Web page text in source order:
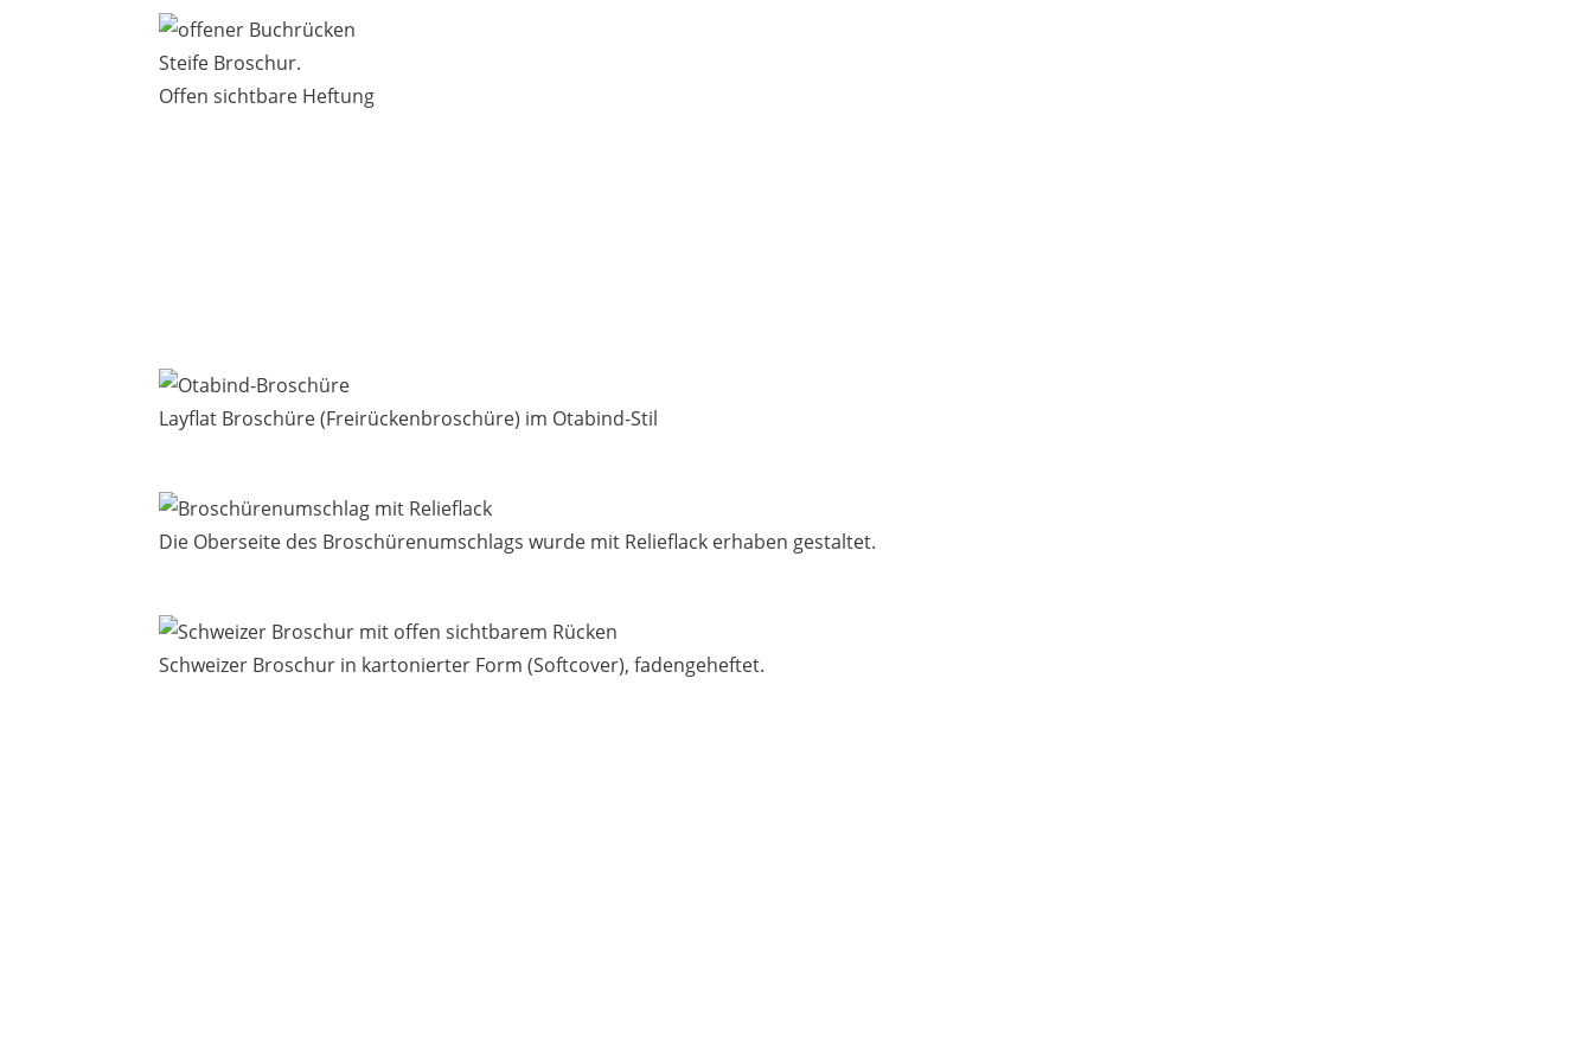
Steife Broschur.
Offen sichtbare Heftung
Layflat Broschüre (Freirückenbroschüre) im Otabind-Stil
Die Oberseite des Broschürenumschlags wurde mit Relieflack erhaben gestaltet.
Schweizer Broschur in kartonierter Form (Softcover), fadengeheftet.